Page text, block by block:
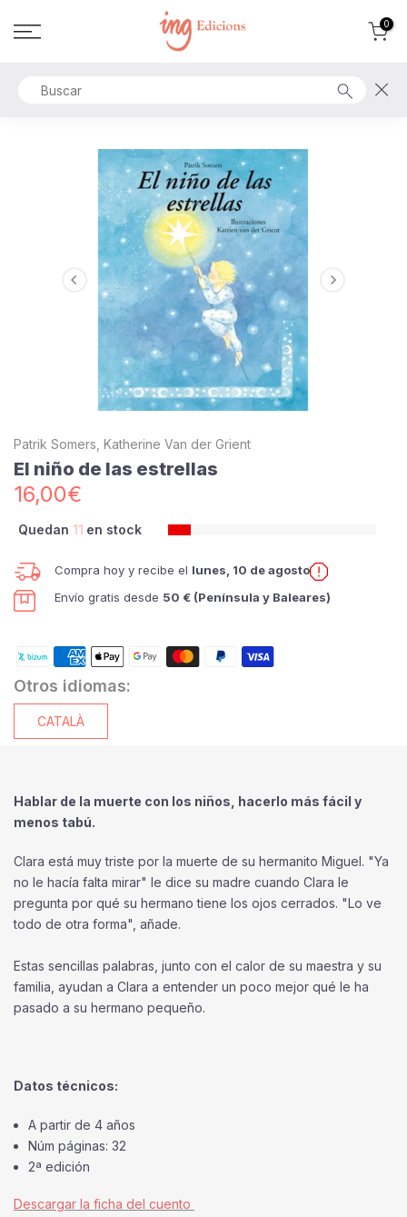
al
0
Patrik Somers, Katherine Van der Grient
El niño de las estrellas
16,00€
Quedan 11 en stock
Compra hoy y recibe el lunes, 10 de agosto
Envío gratis desde 50 € (Península y Baleares)
Otros idiomas:
CATALÀ
Hablar de la muerte con los niños, hacerlo más fácil y
menos tabú.
Clara está muy triste por la muerte de su hermanito Miguel. "Ya
no le hacía falta mirar" le dice su madre cuando Clara le
pregunta por qué su hermano tiene los ojos cerrados. "Lo ve
todo de otra forma", añade.
Estas sencillas palabras, junto con el calor de su maestra y su
familia, ayudan a Clara a entender un poco mejor qué le ha
pasado a su hermano pequeño.
Datos técnicos:
A partir de 4 años
Núm páginas: 32
2ª edición
Descargar la ficha del cuento